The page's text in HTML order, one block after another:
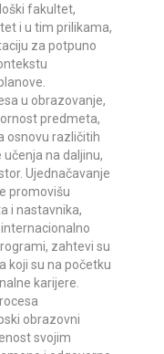
fakultet,
i u tim prilikama,
za potpuno
u obrazovanje,
predmeta,
osnovu različitih
na daljinu,
Ujednačavanje
promovišu
i nastavnika,
zahtevi su
koji su na početku
karijere.
obrazovni
svojim